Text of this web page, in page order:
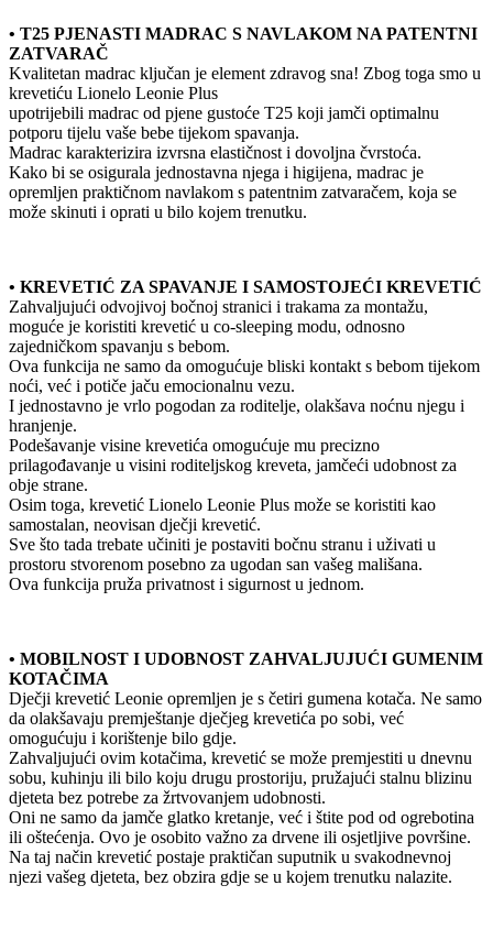
• T25 PJENASTI MADRAC S NAVLAKOM NA PATENTNI
ZATVARAČ
Kvalitetan madrac ključan je element zdravog sna! Zbog toga smo u
krevetiću Lionelo Leonie Plus
upotrijebili madrac od pjene gustoće T25 koji jamči optimalnu
potporu tijelu vaše bebe tijekom spavanja.
Madrac karakterizira izvrsna elastičnost i dovoljna čvrstoća.
Kako bi se osigurala jednostavna njega i higijena, madrac je
opremljen praktičnom navlakom s patentnim zatvaračem, koja se
može skinuti i oprati u bilo kojem trenutku.
• KREVETIĆ ZA SPAVANJE I SAMOSTOJEĆI KREVETIĆ
Zahvaljujući odvojivoj bočnoj stranici i trakama za montažu,
moguće je koristiti krevetić u co-sleeping modu, odnosno
zajedničkom spavanju s bebom.
Ova funkcija ne samo da omogućuje bliski kontakt s bebom tijekom
noći, već i potiče jaču emocionalnu vezu.
I jednostavno je vrlo pogodan za roditelje, olakšava noćnu njegu i
hranjenje.
Podešavanje visine krevetića omogućuje mu precizno
prilagođavanje u visini roditeljskog kreveta, jamčeći udobnost za
obje strane.
Osim toga, krevetić Lionelo Leonie Plus može se koristiti kao
samostalan, neovisan dječji krevetić.
Sve što tada trebate učiniti je postaviti bočnu stranu i uživati u
prostoru stvorenom posebno za ugodan san vašeg mališana.
Ova funkcija pruža privatnost i sigurnost u jednom.
• MOBILNOST I UDOBNOST ZAHVALJUJUĆI GUMENIM
KOTAČIMA
Dječji krevetić Leonie opremljen je s četiri gumena kotača. Ne samo
da olakšavaju premještanje dječjeg krevetića po sobi, već
omogućuju i korištenje bilo gdje.
Zahvaljujući ovim kotačima, krevetić se može premjestiti u dnevnu
sobu, kuhinju ili bilo koju drugu prostoriju, pružajući stalnu blizinu
djeteta bez potrebe za žrtvovanjem udobnosti.
Oni ne samo da jamče glatko kretanje, već i štite pod od ogrebotina
ili oštećenja. Ovo je osobito važno za drvene ili osjetljive površine.
Na taj način krevetić postaje praktičan suputnik u svakodnevnoj
njezi vašeg djeteta, bez obzira gdje se u kojem trenutku nalazite.